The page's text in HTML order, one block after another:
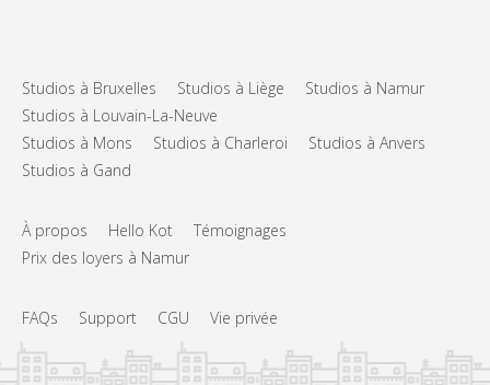
Studios à Bruxelles Studios à Liège
Studios à Namur
Studios à Louvain-La-Neuve
Studios à Mons
Studios à Charleroi
Studios à Anvers
Studios à Gand
À propos Hello Kot
Témoignages
Prix des loyers à Namur
FAQs Support CGU Vie privée